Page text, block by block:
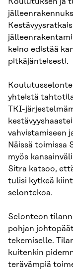
keino edistää
pitkäjänteisesti.
yhteistä
TKI-
vahvistamiseen
Näissä toimissa
myös
Sitra katsoo,
tulisi kytkeä
selontekoa.
Selonteon
pohjan
tekemiselle.
kuitenkin
terävämpiä